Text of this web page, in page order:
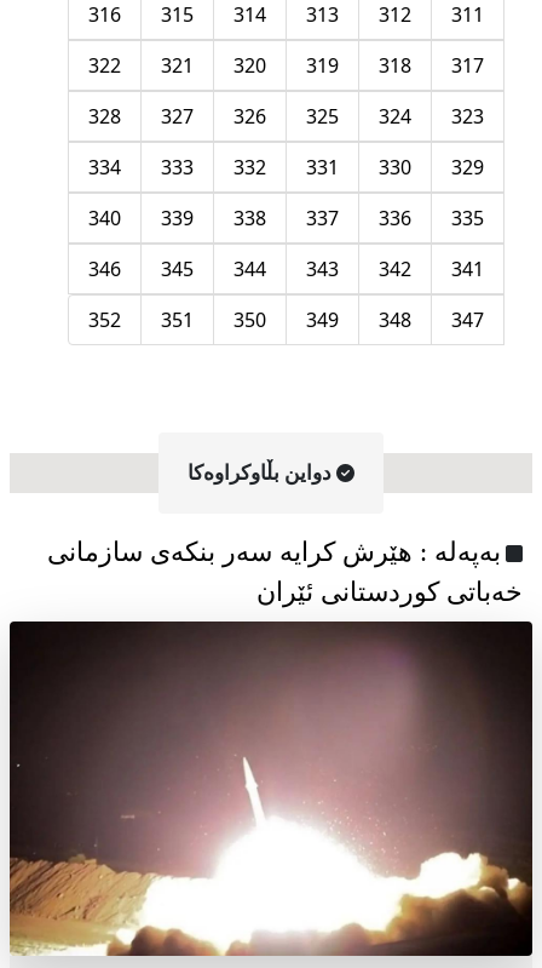
311
312
313
314
315
316
317
318
319
320
321
322
323
324
325
326
327
328
329
330
331
332
333
334
335
336
337
338
339
340
341
342
343
344
345
346
347
348
349
350
351
352
دواین بڵاوکراوه‌کا
به‌په‌له‌ : هێرش کرایە سەر بنکەی سازمانی
خەباتی کوردستانی ئێران